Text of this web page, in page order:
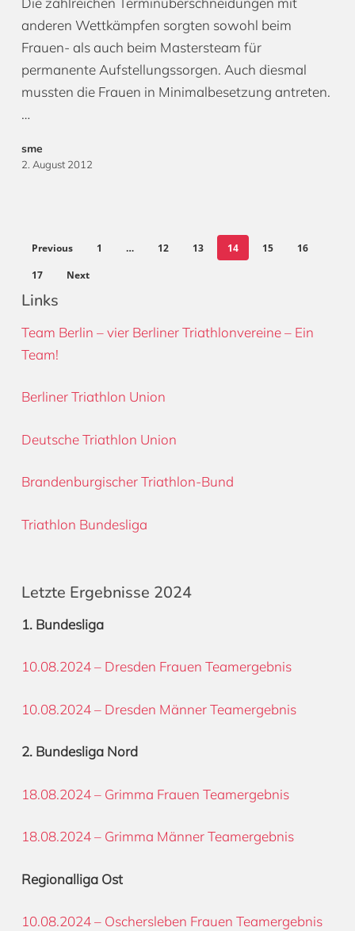
anderen Wettkämpfen sorgten sowohl beim
Frauen- als auch beim Mastersteam für
permanente Aufstellungssorgen. Auch diesmal
mussten die Frauen in Minimalbesetzung antreten.
…
sme
2. August 2012
Previous 1 … 12 13 14 15
16
17
Next
Links
Team Berlin – vier Berliner Triathlonvereine – Ein
Team!
Berliner Triathlon Union
Deutsche Triathlon Union
Brandenburgischer Triathlon-Bund
Triathlon Bundesliga
Letzte Ergebnisse 2024
1. Bundesliga
10.08.2024 – Dresden Frauen Teamergebnis
10.08.2024 – Dresden Männer Teamergebnis
2. Bundesliga Nord
18.08.2024 – Grimma Frauen Teamergebnis
18.08.2024 – Grimma Männer Teamergebnis
Regionalliga Ost
10.08.2024 – Oschersleben Frauen Teamergebnis